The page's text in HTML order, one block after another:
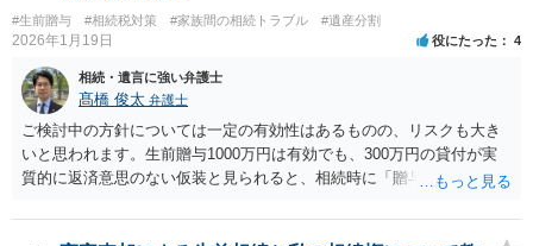
#生前贈与 #相続税対策 #家族間の相続トラブル #遺産分割
2026年1月19日 役にたった 4
相続・遺言に強い弁護士
髙橋 俊太 弁護士
ご検討中の方針については一定の有効性はあるものの、リスクも大き
いと思われます。生前贈与1000万円は有効でも、300万円の貸付が実
質的に返済意思のない仮装と見られると、相続時に「贈与」と評価さ
法として考えられるものとしては、 ①信託（家族信託・目的信託） 財